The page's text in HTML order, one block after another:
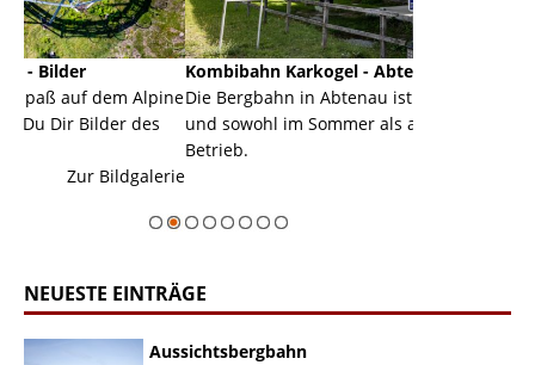
Kombibahn Karkogel - Abtenau - Salzburg
Die Bergbahn in Abtenau ist eine Kombibahn
und sowohl im Sommer als auch im Winter in
NEUESTE EINTRÄGE
Aussichtsbergbahn